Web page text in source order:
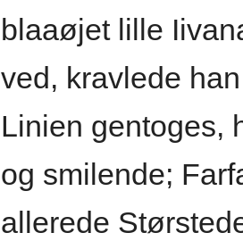
blaaøjet lille
ved, kravlede
Linien gentoges,
og smilende;
allerede